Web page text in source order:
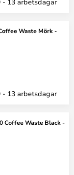
Waste Mörk -
- 13 arbetsdagar
Coffee Waste Black -